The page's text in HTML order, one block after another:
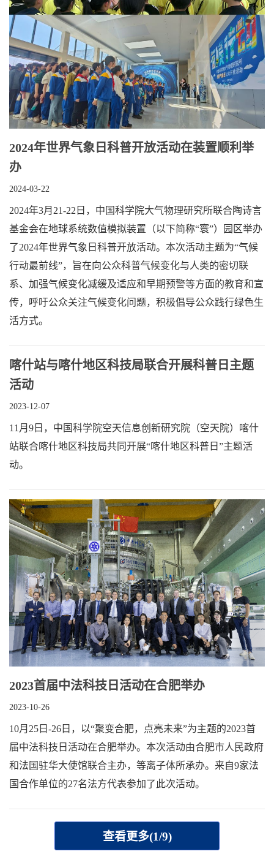
2024年世界气象日科普开放活动在装置顺利举
办
2024-03-22
2024年3月21-22日，中国科学院大气物理研究所联合陶诗言
基金会在地球系统数值模拟装置（以下简称“寰”）园区举办
了2024年世界气象日科普开放活动。本次活动主题为“气候
行动最前线”，旨在向公众科普气候变化与人类的密切联
系、加强气候变化减缓及适应和早期预警等方面的教育和宣
传，呼吁公众关注气候变化问题，积极倡导公众践行绿色生
活方式。
喀什站与喀什地区科技局联合开展科普日主题
活动
2023-12-07
11月9日，中国科学院空天信息创新研究院（空天院）喀什
站联合喀什地区科技局共同开展“喀什地区科普日”主题活
动。
2023首届中法科技日活动在合肥举办
2023-10-26
10月25日-26日，以“聚变合肥，点亮未来”为主题的2023首
届中法科技日活动在合肥举办。本次活动由合肥市人民政府
和法国驻华大使馆联合主办，等离子体所承办。来自9家法
国合作单位的27名法方代表参加了此次活动。
查看更多(1/9)